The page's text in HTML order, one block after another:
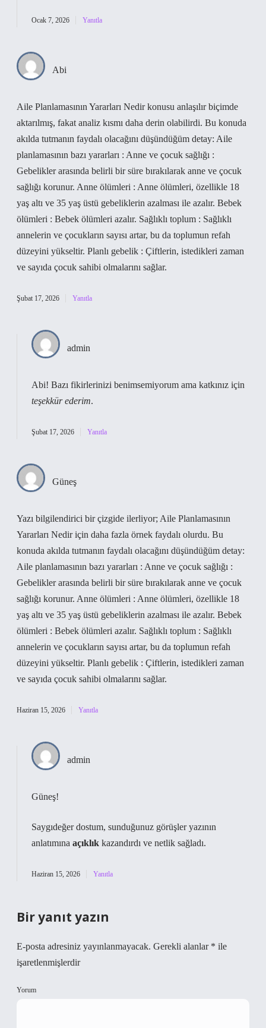
Ocak 7, 2026 Yanıtla
Abi
Aile Planlamasının Yararları Nedir konusu anlaşılır biçimde
aktarılmış, fakat analiz kısmı daha derin olabilirdi. Bu konuda
akılda tutmanın faydalı olacağını düşündüğüm detay: Aile
planlamasının bazı yararları : Anne ve çocuk sağlığı :
Gebelikler arasında belirli bir süre bırakılarak anne ve çocuk
sağlığı korunur. Anne ölümleri : Anne ölümleri, özellikle 18
yaş altı ve 35 yaş üstü gebeliklerin azalması ile azalır. Bebek
ölümleri : Bebek ölümleri azalır. Sağlıklı toplum : Sağlıklı
annelerin ve çocukların sayısı artar, bu da toplumun refah
düzeyini yükseltir. Planlı gebelik : Çiftlerin, istedikleri zaman
ve sayıda çocuk sahibi olmalarını sağlar.
Şubat 17, 2026 Yanıtla
admin
Abi! Bazı fikirlerinizi benimsemiyorum ama katkınız için
teşekkür ederim.
Şubat 17, 2026 Yanıtla
Güneş
Yazı bilgilendirici bir çizgide ilerliyor; Aile Planlamasının
Yararları Nedir için daha fazla örnek faydalı olurdu. Bu
konuda akılda tutmanın faydalı olacağını düşündüğüm detay:
Aile planlamasının bazı yararları : Anne ve çocuk sağlığı :
Gebelikler arasında belirli bir süre bırakılarak anne ve çocuk
sağlığı korunur. Anne ölümleri : Anne ölümleri, özellikle 18
yaş altı ve 35 yaş üstü gebeliklerin azalması ile azalır. Bebek
ölümleri : Bebek ölümleri azalır. Sağlıklı toplum : Sağlıklı
annelerin ve çocukların sayısı artar, bu da toplumun refah
düzeyini yükseltir. Planlı gebelik : Çiftlerin, istedikleri zaman
ve sayıda çocuk sahibi olmalarını sağlar.
Haziran 15, 2026 Yanıtla
admin
Güneş!
Saygıdeğer dostum, sunduğunuz görüşler yazının
anlatımına açıklık kazandırdı ve netlik sağladı.
Haziran 15, 2026 Yanıtla
Bir yanıt yazın
E-posta adresiniz yayınlanmayacak. Gerekli alanlar * ile
işaretlenmişlerdir
Yorum